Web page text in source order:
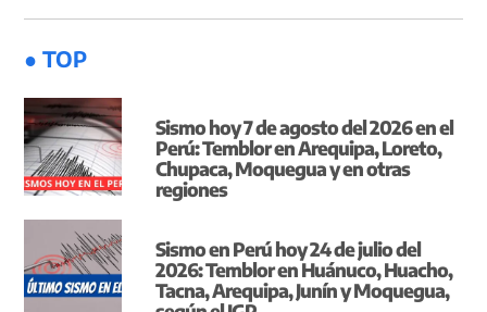
● TOP
Sismo hoy 7 de agosto del 2026 en el
Perú: Temblor en Arequipa, Loreto,
Chupaca, Moquegua y en otras
regiones
Sismo en Perú hoy 24 de julio del
2026: Temblor en Huánuco, Huacho,
Tacna, Arequipa, Junín y Moquegua,